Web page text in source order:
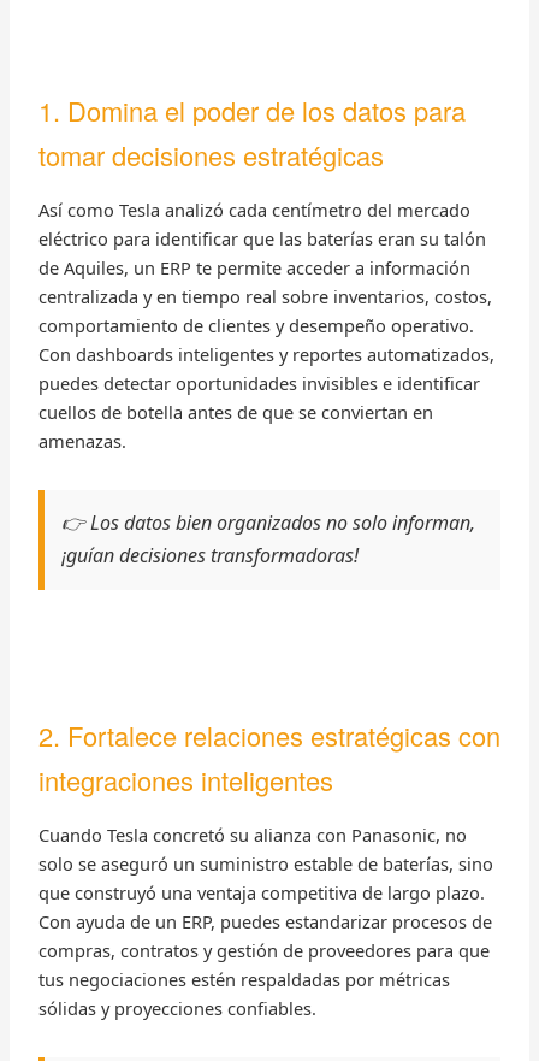
1. Domina el poder de los datos para
tomar decisiones estratégicas
Así como Tesla analizó cada centímetro del mercado
eléctrico para identificar que las baterías eran su talón
de Aquiles, un ERP te permite acceder a información
centralizada y en tiempo real sobre inventarios, costos,
comportamiento de clientes y desempeño operativo.
Con dashboards inteligentes y reportes automatizados,
puedes detectar oportunidades invisibles e identificar
cuellos de botella antes de que se conviertan en
amenazas.
👉 Los datos bien organizados no solo informan,
¡guían decisiones transformadoras!
2. Fortalece relaciones estratégicas con
integraciones inteligentes
Cuando Tesla concretó su alianza con Panasonic, no
solo se aseguró un suministro estable de baterías, sino
que construyó una ventaja competitiva de largo plazo.
Con ayuda de un ERP, puedes estandarizar procesos de
compras, contratos y gestión de proveedores para que
tus negociaciones estén respaldadas por métricas
sólidas y proyecciones confiables.